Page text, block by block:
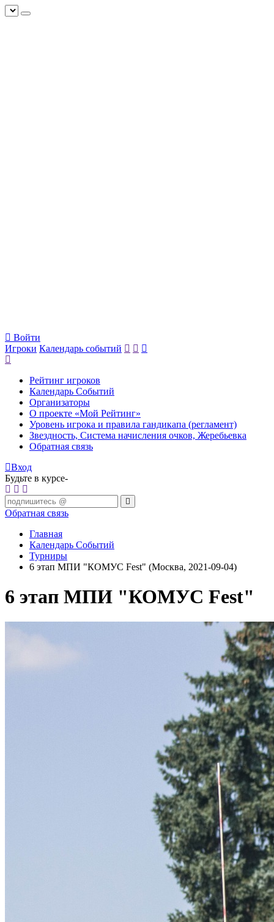
Войти
Игроки Календарь событий
Рейтинг игроков
Календарь Событий
Организаторы
О проекте «Мой Рейтинг»
Уровень игрока и правила гандикапа (регламент)
Звездность, Система начисления очков, Жеребьевка
Обратная связь
Вход
Будьте в курсе-
Обратная связь
Главная
Календарь Событий
Турниры
6 этап МПИ "КОМУС Fest" (Москва, 2021-09-04)
6 этап МПИ "КОМУС Fest"